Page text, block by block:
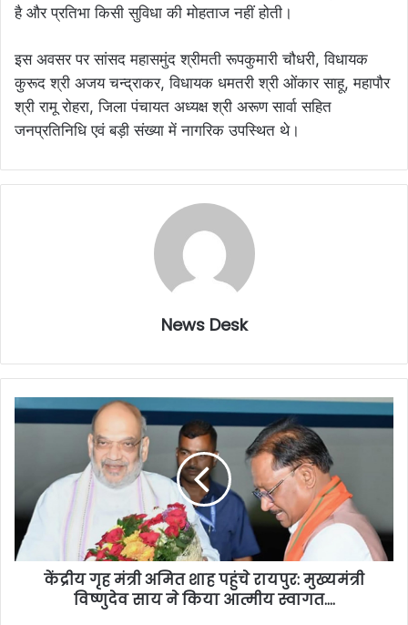
है और प्रतिभा किसी सुविधा की मोहताज नहीं होती।
इस अवसर पर सांसद महासमुंद श्रीमती रूपकुमारी चौधरी, विधायक
कुरूद श्री अजय चन्द्राकर, विधायक धमतरी श्री ओंकार साहू, महापौर
श्री रामू रोहरा, जिला पंचायत अध्यक्ष श्री अरूण सार्वा सहित
जनप्रतिनिधि एवं बड़ी संख्या में नागरिक उपस्थित थे।
News Desk
केंद्रीय गृह मंत्री अमित शाह पहुंचे रायपुर: मुख्यमंत्री
विष्णुदेव साय ने किया आत्मीय स्वागत….